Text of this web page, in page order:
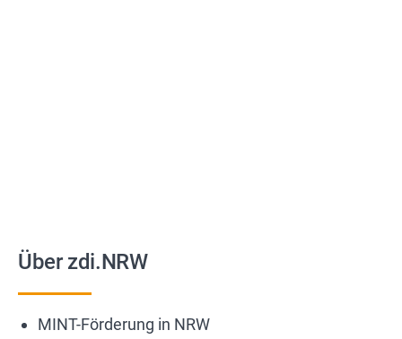
Über zdi.NRW
MINT-Förderung in NRW